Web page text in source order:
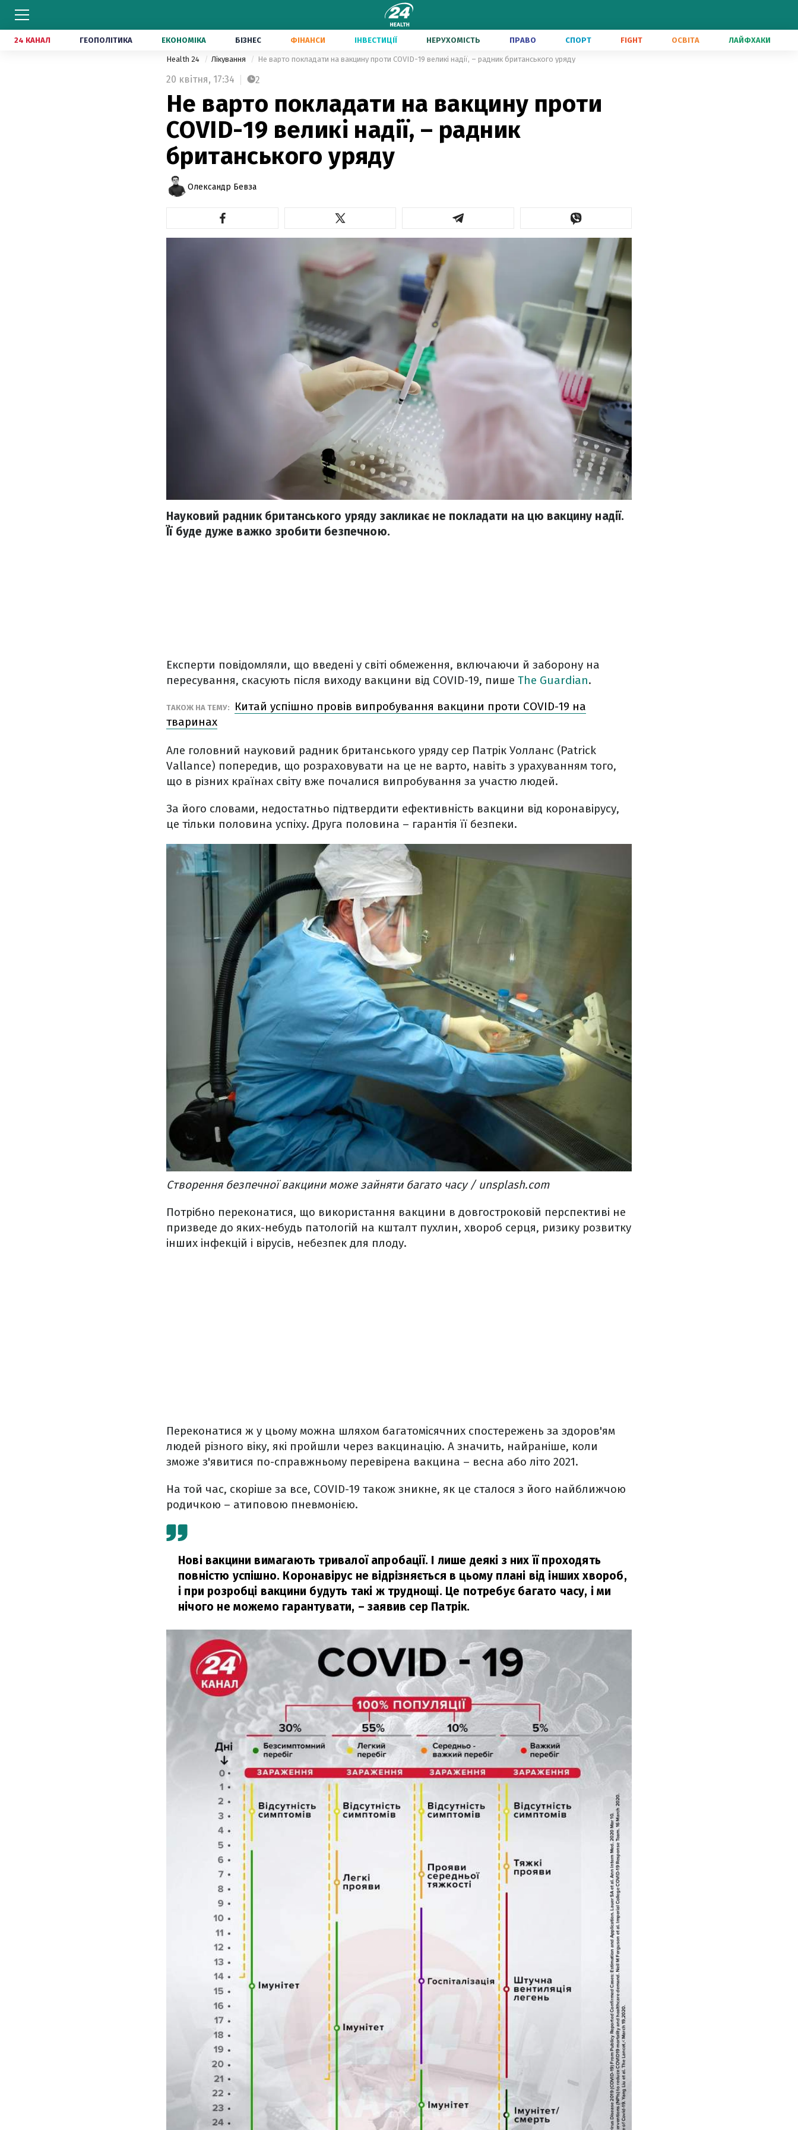
24 КАНАЛ ГЕОПОЛІТИКА ЕКОНОМІКА БІЗНЕС ФІНАНСИ ІНВЕСТИЦІЇ НЕРУХОМІСТЬ ПРАВО СПОРТ FIGHT ОСВІТА ЛАЙФХАКИ
Health 24 Лікування Не варто покладати на вакцину проти COVID-19 великі надії, – радник британського уряду
20 квітня, 17:34 2
Не варто покладати на вакцину проти
COVID-19 великі надії, – радник
британського уряду
Олександр Бевза
Науковий радник британського уряду закликає не покладати на цю вакцину надії.
Її буде дуже важко зробити безпечною.
Експерти повідомляли, що введені у світі обмеження, включаючи й заборону на
пересування, скасують після виходу вакцини від COVID-19, пише The Guardian.
ТАКОЖ НА ТЕМУ:
Китай успішно провів випробування вакцини проти COVID-19 на
тваринах
Але головний науковий радник британського уряду сер Патрік Уолланс (Patrick
Vallance) попередив, що розраховувати на це не варто, навіть з урахуванням того,
що в різних країнах світу вже почалися випробування за участю людей.
За його словами, недостатньо підтвердити ефективність вакцини від коронавірусу,
це тільки половина успіху. Друга половина – гарантія її безпеки.
Створення безпечної вакцини може зайняти багато часу / unsplash.com
Потрібно переконатися, що використання вакцини в довгостроковій перспективі не
призведе до яких-небудь патологій на кшталт пухлин, хвороб серця, ризику розвитку
інших інфекцій і вірусів, небезпек для плоду.
Переконатися ж у цьому можна шляхом багатомісячних спостережень за здоров'ям
людей різного віку, які пройшли через вакцинацію. А значить, найраніше, коли
зможе з'явитися по-справжньому перевірена вакцина – весна або літо 2021.
На той час, скоріше за все, COVID-19 також зникне, як це сталося з його найближчою
родичкою – атиповою пневмонією.
Нові вакцини вимагають тривалої апробації. І лише деякі з них її проходять
повністю успішно. Коронавірус не відрізняється в цьому плані від інших хвороб,
і при розробці вакцини будуть такі ж труднощі. Це потребує багато часу, і ми
нічого не можемо гарантувати, – заявив сер Патрік.